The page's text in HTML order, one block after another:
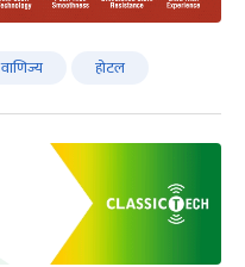
वाणिज्य होटल